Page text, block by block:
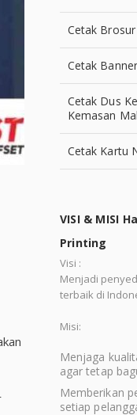
Cetak Brosur
Cetak Banner
Cetak Dus
Kemasan
Cetak Kartu
VISI & MISI
Printing
Visi :
Menjadi
terbaik di
Misi:
Menjaga
agar tetap
Memberikan
setiap